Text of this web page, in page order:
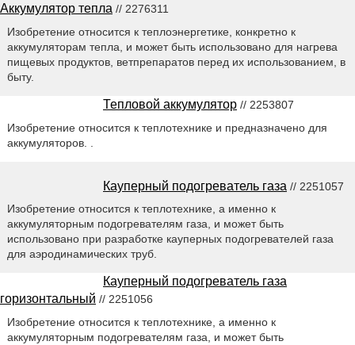
Аккумулятор тепла // 2276311
Изобретение относится к теплоэнергетике, конкретно к
аккумуляторам тепла, и может быть использовано для нагрева
пищевых продуктов, ветпрепаратов перед их использованием, в
быту.
Тепловой аккумулятор // 2253807
Изобретение относится к теплотехнике и предназначено для
аккумуляторов. .
Кауперный подогреватель газа // 2251057
Изобретение относится к теплотехнике, а именно к
аккумуляторным подогревателям газа, и может быть
использовано при разработке кауперных подогревателей газа
для аэродинамических труб.
Кауперный подогреватель газа
горизонтальный // 2251056
Изобретение относится к теплотехнике, а именно к
аккумуляторным подогревателям газа, и может быть